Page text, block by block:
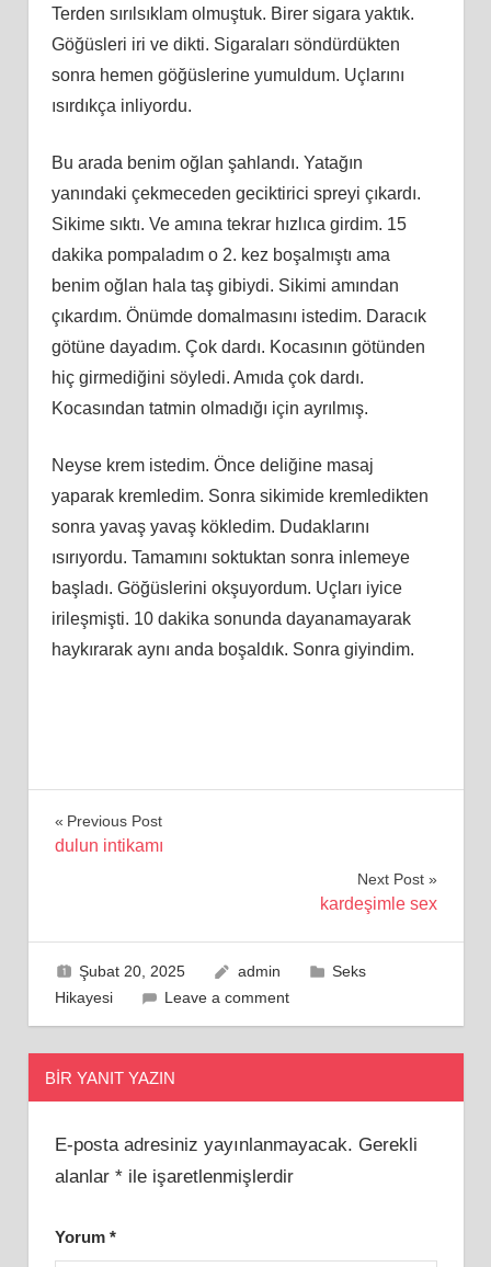
Terden sırılsıklam olmuştuk. Birer sigara yaktık.
Göğüsleri iri ve dikti. Sigaraları söndürdükten
sonra hemen göğüslerine yumuldum. Uçlarını
ısırdıkça inliyordu.
Bu arada benim oğlan şahlandı. Yatağın
yanındaki çekmeceden geciktirici spreyi çıkardı.
Sikime sıktı. Ve amına tekrar hızlıca girdim. 15
dakika pompaladım o 2. kez boşalmıştı ama
benim oğlan hala taş gibiydi. Sikimi amından
çıkardım. Önümde domalmasını istedim. Daracık
götüne dayadım. Çok dardı. Kocasının götünden
hiç girmediğini söyledi. Amıda çok dardı.
Kocasından tatmin olmadığı için ayrılmış.
Neyse krem istedim. Önce deliğine masaj
yaparak kremledim. Sonra sikimide kremledikten
sonra yavaş yavaş kökledim. Dudaklarını
ısırıyordu. Tamamını soktuktan sonra inlemeye
başladı. Göğüslerini okşuyordum. Uçları iyice
irileşmişti. 10 dakika sonunda dayanamayarak
haykırarak aynı anda boşaldık. Sonra giyindim.
Yazı
Previous Post
dulun intikamı
Next Post
kardeşimle sex
Şubat 20, 2025 admin
Seks
Hikayesi
Leave a comment
BIR YANIT YAZIN
E-posta adresiniz yayınlanmayacak. Gerekli
alanlar *ile işaretlenmişlerdir
Yorum *